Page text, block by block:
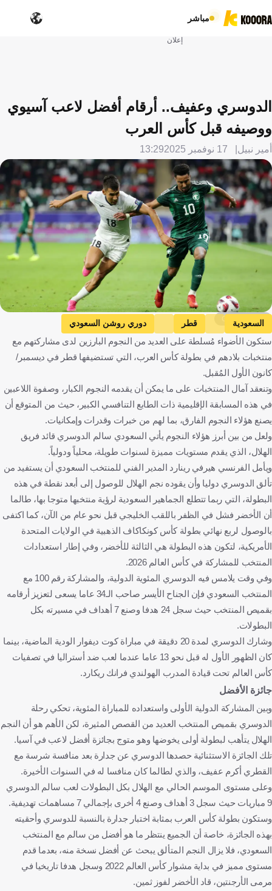
مباشر
إعلان
الدوسري وعفيف.. أرقام أفضل لاعب آسيوي
ووصيفه قبل كأس العرب
أمير نبيل 17 نوفمبر 2025 13:29
Getty Images
السعودية قطر
دوري روشن السعودي
سالم الدوسري
أكرم عفيف المملكة العربية السعودية
قطر
كرة قدم
ستكون الأضواء مُسلطة على العديد من النجوم البارزين لدى مشاركتهم مع
منتخبات بلادهم في بطولة كأس العرب، التي تستضيفها قطر في ديسمبر/
كانون الأول المُقبل.
وتنعقد آمال المنتخبات على ما يمكن أن يقدمه النجوم الكبار، وصفوة اللاعبين
في هذه المسابقة الإقليمية ذات الطابع التنافسي الكبير، حيث من المتوقع أن
يصنع هؤلاء النجوم الفارق، بما لهم من خبرات وقدرات وإمكانيات.
ولعل من بين أبرز هؤلاء النجوم يأتي السعودي سالم الدوسري قائد فريق
الهلال، الذي يقدم مستويات مميزة لسنوات طويلة، محلياً ودولياً.
ويأمل الفرنسي هيرفي رينارد المدير الفني للمنتخب السعودي أن يستفيد من
تألق الدوسري دوليا وأن يقوده نجم الهلال للوصول إلى أبعد نقطة في هذه
البطولة، التي ربما تتطلع الجماهير السعودية لرؤية منتخبها متوجا بها، طالما
أن الأخضر فشل في الظفر باللقب الخليجي قبل نحو عام من الآن، كما اكتفى
بالوصول لربع نهائي بطولة كأس كونكاكاف الذهبية في الولايات المتحدة
الأمريكية، لتكون هذه البطولة هي الثالثة للأخضر، وفي إطار استعدادات
المنتخب للمشاركة في كأس العالم 2026.
وفي وقت يلامس فيه الدوسري المئوية الدولية، والمشاركة رقم 100 مع
المنتخب السعودي فإن الجناح الأيسر صاحب الـ34 عاما يسعى لتعزيز أرقامه
بقميص المنتخب حيث سجل 24 هدفا وصنع 7 أهداف في مسيرته بكل
البطولات.
وشارك الدوسري لمدة 20 دقيقة في مباراة كوت ديفوار الودية الماضية، بينما
كان الظهور الأول له قبل نحو 13 عاما عندما لعب ضد أستراليا في تصفيات
كأس العالم تحت قيادة المدرب الهولندي فرانك ريكارد.
جائزة الأفضل
وبين المشاركة الدولية الأولى واستعداده للمباراة المئوية، تحكي رحلة
الدوسري بقميص المنتخب العديد من القصص المثيرة، لكن الأهم هو أن النجم
الهلال يتأهب لبطولة أولى يخوضها وهو متوج بجائزة أفضل لاعب في آسيا.
تلك الجائزة الاستثنائية حصدها الدوسري عن جدارة بعد منافسة شرسة مع
القطري أكرم عفيف، والذي لطالما كان منافسا له في السنوات الأخيرة.
وعلى مستوى الموسم الحالي مع الهلال بكل البطولات لعب سالم الدوسري
9 مباريات حيث سجل 3 أهداف وصنع 4 أخرى بإجمالي 7 مساهمات تهديفية.
وستكون بطولة كأس العرب بمثابة اختبار جدارة بالنسبة للدوسري وأحقيته
بهذه الجائزة، خاصة أن الجميع ينتظر ما هو أفضل من سالم مع المنتخب
السعودي، فلا يزال النجم المتألق يبحث عن أفضل نسخة منه، بعدما قدم
مستوى مميز في بداية مشوار كأس العالم 2022 وسجل هدفا تاريخيا في
مرمى الأرجنتين، قاد الأخضر لفوز ثمين.